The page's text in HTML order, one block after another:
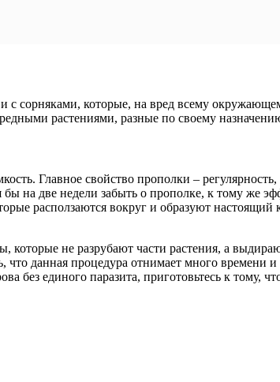
сорняками, которые, на вред всему
растениями, разные по своему
Главное свойство прополки –
на две недели забыть о прополке, к тому же
расползаются вокруг и образуют
которые не разрубают части растения, а
данная процедура отнимает много времени и
без единого паразита, приготовьтесь к тому,